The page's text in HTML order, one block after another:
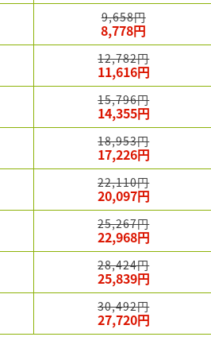
9,658円
8,778円
12,782円
11,616円
15,796円
14,355円
18,953円
17,226円
22,110円
20,097円
25,267円
22,968円
28,424円
25,839円
30,492円
27,720円